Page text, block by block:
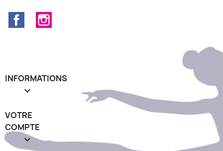
Facebook
INFORMATIONS

VOTRE
COMPTE
